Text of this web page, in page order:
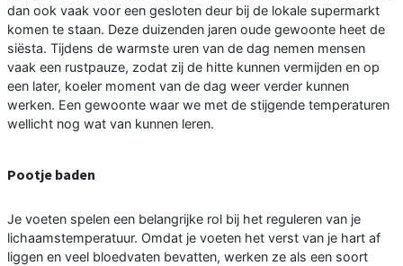
dan ook vaak voor een gesloten deur bij de lokale supermarkt
komen te staan. Deze duizenden jaren oude gewoonte heet de
siësta. Tijdens de warmste uren van de dag nemen mensen
vaak een rustpauze, zodat zij de hitte kunnen vermijden en op
een later, koeler moment van de dag weer verder kunnen
werken. Een gewoonte waar we met de stijgende temperaturen
wellicht nog wat van kunnen leren.
Pootje baden
Je voeten spelen een belangrijke rol bij het reguleren van je
lichaamstemperatuur. Omdat je voeten het verst van je hart af
liggen en veel bloedvaten bevatten, werken ze als een soort